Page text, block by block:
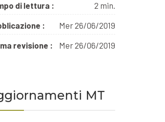
di lettura : 2 min.
: Mer 26/06/2019
revisione : Mer 26/06/2019
MT